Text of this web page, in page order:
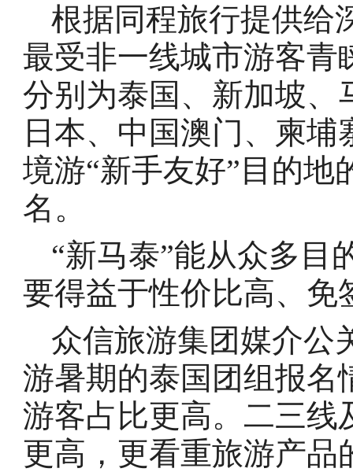
根据同程旅行提供给
最受非一线城市游客青
分别为泰国、新加坡、
日本、中国澳门、柬
境游“新手友好”目的地
名。
“新马泰”能从众多目
要得益于性价比高、免
众信旅游集团媒介公
游暑期的泰国团组报名
游客占比更高。二三线
更高，更看重旅游产